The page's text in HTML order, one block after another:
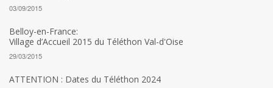
03/09/2015
Belloy-en-France:
Village d’Accueil 2015 du Téléthon Val-d'Oise
29/03/2015
ATTENTION : Dates du Téléthon 2024